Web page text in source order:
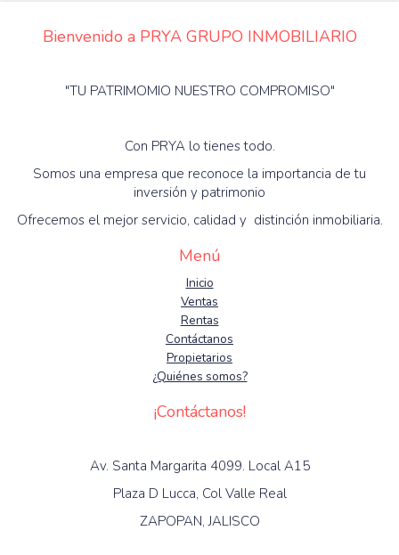
Bienvenido a PRYA GRUPO INMOBILIARIO
"TU PATRIMOMIO NUESTRO COMPROMISO"
Con PRYA lo tienes todo.
Somos una empresa que reconoce la importancia de tu
inversión y patrimonio
Ofrecemos el mejor servicio, calidad y distinción inmobiliaria.
Menú
Inicio
Ventas
Rentas
Contáctanos
Propietarios
¿Quiénes somos?
¡Contáctanos!
Av. Santa Margarita 4099. Local A15
Plaza D Lucca, Col Valle Real
ZAPOPAN, JALISCO